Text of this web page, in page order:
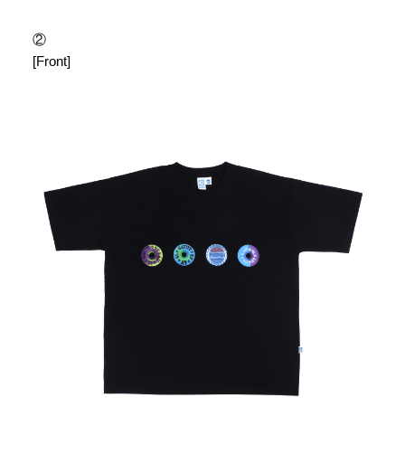
②
[Front]